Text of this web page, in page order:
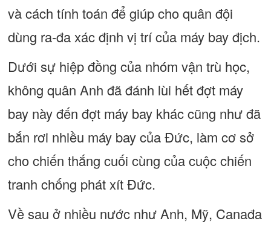
và cách tính toán để giúp cho quân đội
dùng ra-đa xác định vị trí của máy bay địch.
Dưới sự hiệp đồng của nhóm vận trù học,
không quân Anh đã đánh lùi hết đợt máy
bay này đến đợt máy bay khác cũng như đã
bắn rơi nhiều máy bay của Đức, làm cơ sở
cho chiến thắng cuối cùng của cuộc chiến
tranh chống phát xít Đức.
Về sau ở nhiều nước như Anh, Mỹ, Canađa